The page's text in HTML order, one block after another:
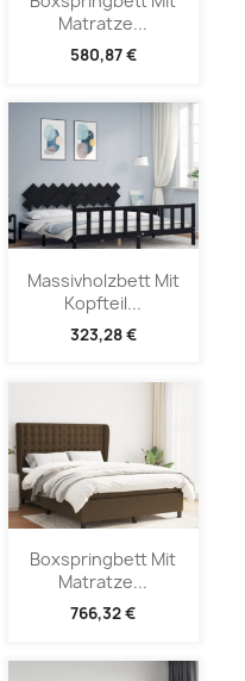
Matratze...
580,87 €
Massivholzbett Mit
Kopfteil...
323,28 €
Boxspringbett Mit
Matratze...
766,32 €